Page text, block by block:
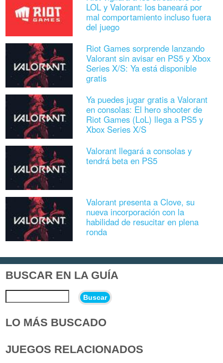
LOL y Valorant: los baneará por
mal comportamiento incluso fuera
del juego
Riot Games sorprende lanzando
Valorant sin avisar en PS5 y Xbox
Series X/S: Ya está disponible
gratis
Ya puedes jugar gratis a Valorant
en consolas: El hero shooter de
Riot Games (LoL) llega a PS5 y
Xbox Series X/S
Valorant llegará a consolas y
tendrá beta en PS5
Valorant presenta a Clove, su
nueva incorporación con la
habilidad de resucitar en plena
ronda
BUSCAR EN LA GUÍA
Buscar
LO MÁS BUSCADO
JUEGOS RELACIONADOS